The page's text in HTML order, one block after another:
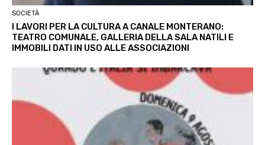
SOCIETÀ
I LAVORI PER LA CULTURA A CANALE MONTERANO:
TEATRO COMUNALE, GALLERIA DELLA SALA NATILI E
IMMOBILI DATI IN USO ALLE ASSOCIAZIONI